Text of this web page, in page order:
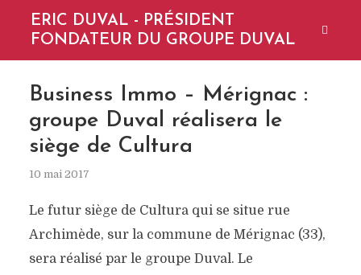
ERIC DUVAL - PRÉSIDENT
FONDATEUR DU GROUPE DUVAL
Business Immo – Mérignac :
groupe Duval réalisera le
siège de Cultura
10 mai 2017
Le futur siège de Cultura qui se situe rue
Archimède, sur la commune de Mérignac (33),
sera réalisé par le groupe Duval. Le